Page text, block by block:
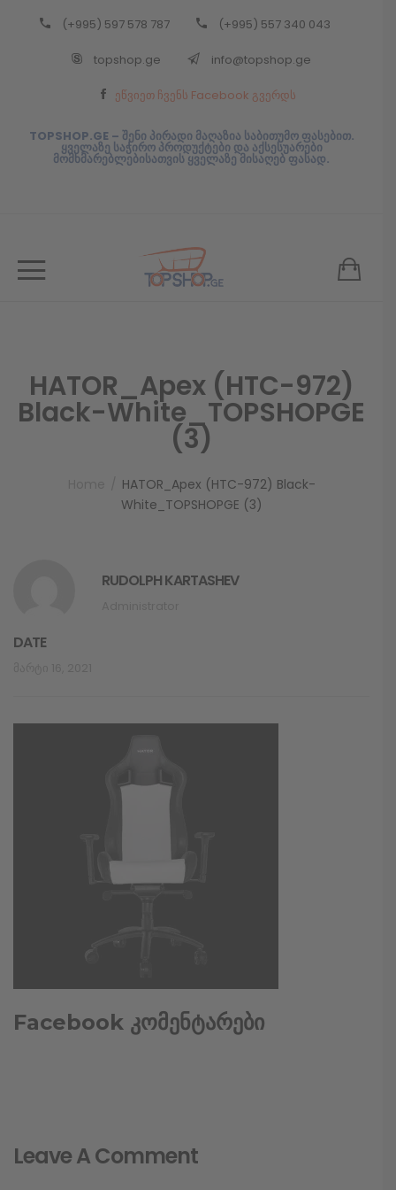
(+995) 597 578 787 (+995) 557 340 043
topshop.ge info@topshop.ge
ეწვიეთ ჩვენს Facebook გვერდს
TOPSHOP.GE – შენი პირადი მაღაზია საბითუმო ფასებით.
ყველაზე საჭირო პროდუქტები და აქსესუარები
მომხმარებლებისათვის ყველაზე მისაღებ ფასად.
HATOR_Apex (HTC-972)
Black-White_TOPSHOPGE
(3)
HATOR_Apex (HTC-972) Black-
White_TOPSHOPGE (3)
RUDOLPH KARTASHEV
DATE
Facebook კომენტარები
Leave A Comment
Back